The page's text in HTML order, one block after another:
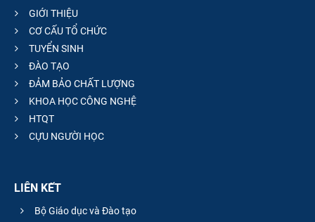
GIỚI THIỆU
CƠ CẤU TỔ CHỨC
TUYỂN SINH
ĐÀO TẠO
ĐẢM BẢO CHẤT LƯỢNG
KHOA HỌC CÔNG NGHỆ
HTQT
CỰU NGƯỜI HỌC
LIÊN KẾT
Bộ Giáo dục và Đào tạo